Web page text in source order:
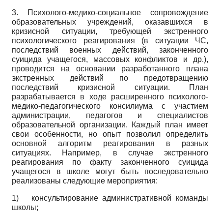
3. Психолого-медико-социальное сопровождение
образовательных учреждений, оказавшихся в
кризисной ситуации, требующей экстренного
психологического реагирования (в ситуации ЧС,
последствий военных действий, законченного
суицида учащегося, массовых конфликтов и др.),
проводится на основании разработанного плана
экстренных действий по предотвращению
последствий кризисной ситуации. План
разрабатывается в ходе расширенного психолого-
медико-педагогического консилиума с участием
администрации, педагогов и специалистов
образовательной организации. Каждый план имеет
свои особенности, но опыт позволил определить
основной алгоритм реагирования в разных
ситуациях. Например, в случае экстренного
реагирования по факту законченного суицида
учащегося в школе могут быть последовательно
реализованы следующие мероприятия:
1) консультирование административной команды
школы;